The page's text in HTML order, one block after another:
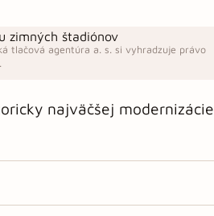
tlačová agentúra a. s. si vyhradzuje právo
najväčšej modernizácie